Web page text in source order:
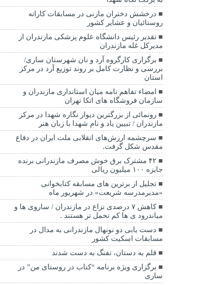
درخشش دختران مازنی در مسابقات کاراته
روستائیان و عشایر کشور
تقدیر رئیس دانشگاه علوم پزشکی مازندران از
مدیرکل غله مازندران
برگزاری کارگروه آرد و نان شهرستان ساری/
بررسی و نظارت کامل بر روند توزیع آرد در مرکز
استان
امضاء تفاهم نامه میان استانداری مازندران و
سازمان فروشگاه های اتکا تهران
رونمائی از بزرگترین دیوار نگاره شهدا در مرکز
مازندران / تبیین یاد و نام شهدا با زبان هنر
سرچشمه ارزش‌های انقلابی ملت ایران در دفاع
مقدس شکل گرفت.
۴۲ مشترک برق خوش مصرف مازندرانی برنده
جایزه ۱۰۰ میلیون ریالی
تجلیل از برترین های مسابقه کتابخوانی
«مدیرمدرسه شریعت» در شهریور ماه
کاهش ۷ درصدی نزاع در مازندران / ساروی ها و
میاندرود ی ها کم تحمل تر هستند‌ .
دست یابی دو نونهال مازندرانی به مدال در
مسابقات اسکیت کشور
قلم به دستان، تفنگ به دست شدند
برگزاری ویژه برنامه “کتاب در روستای من” در
ساری